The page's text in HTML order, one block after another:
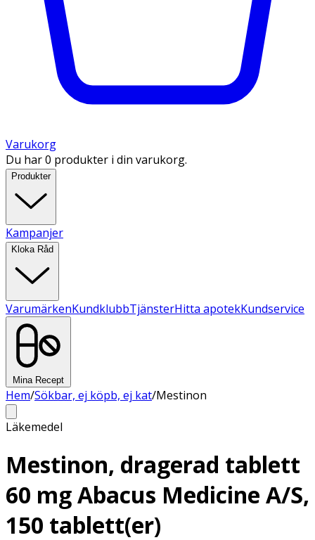
Varukorg
Du har 0 produkter i din varukorg.
Produkter
Kampanjer
Kloka Råd
VarumärkenKundklubbTjänsterHitta apotekKundservice
Mina Recept
Hem/Sökbar, ej köpb, ej kat/Mestinon
Läkemedel
Mestinon, dragerad tablett
60 mg Abacus Medicine A/S,
150 tablett(er)